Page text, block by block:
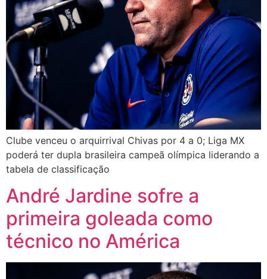
Clube venceu o arquirrival Chivas por 4 a 0; Liga MX
poderá ter dupla brasileira campeã olímpica liderando a
tabela de classificação
André Jardine sofre a
primeira goleada como
técnico no América